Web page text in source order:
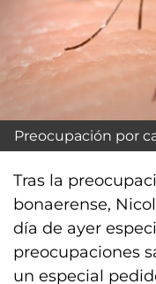
Preocupación por
Tras la
bonaerense,
día de ayer
preocupaciones
un especial